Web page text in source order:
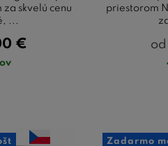
skvelú cenu
...
€
priestorom
od
Zadarmo